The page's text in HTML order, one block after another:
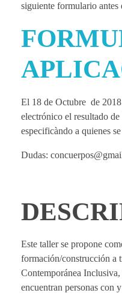
r
m
a
c
i
n
a
F
siguiente formulario
El 18 de Octubre de
electrónico el resultado
especificàndo a quienes
Dudas:
Este taller se propone
formación/construcción a
Contemporánea
encuentran personas con